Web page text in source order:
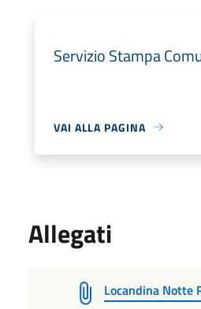
Servizio Stampa
VAI ALLA PAGINA
Allegati
Locandina Notte